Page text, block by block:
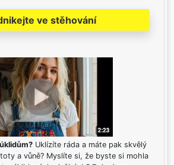
ve stěhování
Uklízíte ráda a máte pak skvělý
a vůně? Myslíte si, že byste si mohla